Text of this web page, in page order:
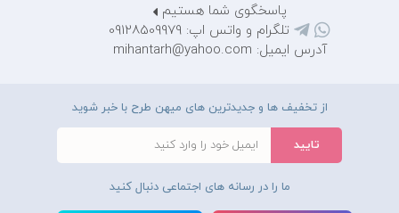
پاسخگوی شما هستیم
تلگرام و واتس اپ: 09128509979
آدرس ایمیل: mihantarh@yahoo.com
از تخفیف ها و جدیدترین های میهن طرح با خبر شوید
ما را در رسانه های اجتماعی دنبال کنید